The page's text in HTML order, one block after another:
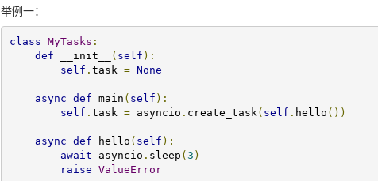
举例一：
class MyTasks :
def __init__ ( self ):
self . task = None
async def main ( self ):
self . task = asyncio . create_task ( self . hello ())
async def hello ( self ):
await asyncio . sleep (3 )
raise ValueError